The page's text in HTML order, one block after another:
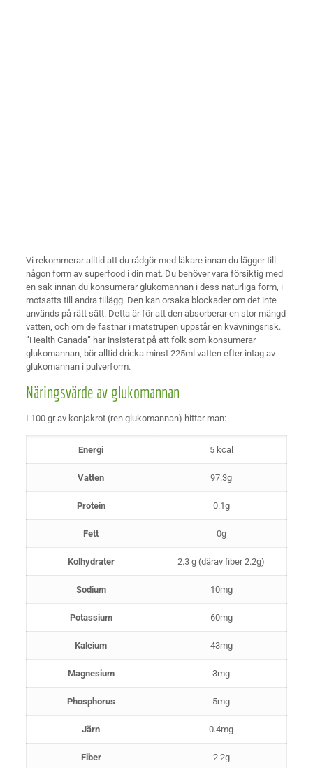
Vi rekommerar alltid att du rådgör med läkare innan du lägger till
någon form av superfood i din mat. Du behöver vara försiktig med
en sak innan du konsumerar glukomannan i dess naturliga form, i
motsatts till andra tillägg. Den kan orsaka blockader om det inte
används på rätt sätt. Detta är för att den absorberar en stor mängd
vatten, och om de fastnar i matstrupen uppstår en kvävningsrisk.
”Health Canada” har insisterat på att folk som konsumerar
glukomannan, bör alltid dricka minst 225ml vatten efter intag av
glukomannan i pulverform.
Näringsvärde av glukomannan
I 100 gr av konjakrot (ren glukomannan) hittar man:
Energi 5 kcal
Vatten 97.3g
Protein 0.1g
Fett 0g
Kolhydrater 2.3 g (därav fiber 2.2g)
Sodium 10mg
Potassium 60mg
Kalcium 43mg
Magnesium 3mg
Phosphorus 5mg
Järn 0.4mg
Fiber 2.2g